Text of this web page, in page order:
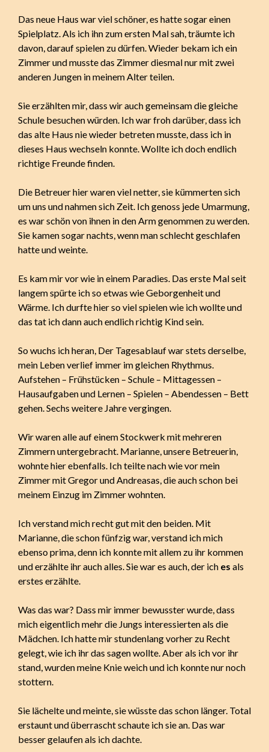
Das neue Haus war viel schöner, es hatte sogar einen
Spielplatz. Als ich ihn zum ersten Mal sah, träumte ich
davon, darauf spielen zu dürfen. Wieder bekam ich ein
Zimmer und musste das Zimmer diesmal nur mit zwei
anderen Jungen in meinem Alter teilen.
Sie erzählten mir, dass wir auch gemeinsam die gleiche
Schule besuchen würden. Ich war froh darüber, dass ich
das alte Haus nie wieder betreten musste, dass ich in
dieses Haus wechseln konnte. Wollte ich doch endlich
richtige Freunde finden.
Die Betreuer hier waren viel netter, sie kümmerten sich
um uns und nahmen sich Zeit. Ich genoss jede Umarmung,
es war schön von ihnen in den Arm genommen zu werden.
Sie kamen sogar nachts, wenn man schlecht geschlafen
hatte und weinte.
Es kam mir vor wie in einem Paradies. Das erste Mal seit
langem spürte ich so etwas wie Geborgenheit und
Wärme. Ich durfte hier so viel spielen wie ich wollte und
das tat ich dann auch endlich richtig Kind sein.
So wuchs ich heran, Der Tagesablauf war stets derselbe,
mein Leben verlief immer im gleichen Rhythmus.
Aufstehen – Frühstücken – Schule – Mittagessen –
Hausaufgaben und Lernen – Spielen – Abendessen – Bett
gehen. Sechs weitere Jahre vergingen.
Wir waren alle auf einem Stockwerk mit mehreren
Zimmern untergebracht. Marianne, unsere Betreuerin,
wohnte hier ebenfalls. Ich teilte nach wie vor mein
Zimmer mit Gregor und Andreasas, die auch schon bei
meinem Einzug im Zimmer wohnten.
Ich verstand mich recht gut mit den beiden. Mit
Marianne, die schon fünfzig war, verstand ich mich
ebenso prima, denn ich konnte mit allem zu ihr kommen
und erzählte ihr auch alles. Sie war es auch, der ich es als
erstes erzählte.
Was das war? Dass mir immer bewusster wurde, dass
mich eigentlich mehr die Jungs interessierten als die
Mädchen. Ich hatte mir stundenlang vorher zu Recht
gelegt, wie ich ihr das sagen wollte. Aber als ich vor ihr
stand, wurden meine Knie weich und ich konnte nur noch
stottern.
Sie lächelte und meinte, sie wüsste das schon länger. Total
erstaunt und überrascht schaute ich sie an. Das war
besser gelaufen als ich dachte.